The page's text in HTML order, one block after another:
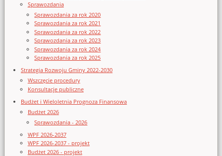
Sprawozdania
Sprawozdania za rok 2020
Sprawozdania za rok 2021
Sprawozdania za rok 2022
Sprawozdania za rok 2023
Sprawozdania za rok 2024
Sprawozdania za rok 2025
Strategia Rozwoju Gminy 2022-2030
Wszczęcie procedury
Konsultacje publiczne
Budżet i Wieloletnia Prognoza Finansowa
Budżet 2026
Sprawozdania - 2026
WPF 2026-2037
WPF 2026-2037 - projekt
Budżet 2026 - projekt